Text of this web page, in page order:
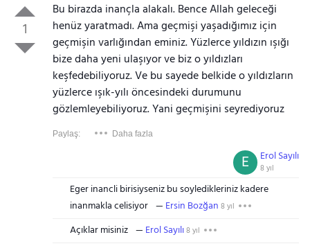
1
Bu birazda inançla alakalı. Bence Allah geleceği
henüz yaratmadı. Ama geçmişi yaşadığımız için
geçmişin varlığından eminiz. Yüzlerce yıldızın ışığı
bize daha yeni ulaşıyor ve biz o yıldızları
keşfedebiliyoruz. Ve bu sayede belkide o yıldızların
yüzlerce ışık-yılı öncesindeki durumunu
gözlemleyebiliyoruz. Yani geçmişini seyrediyoruz
Paylaş: Daha fazla
Erol Sayılı
8 yıl
E
Eger inancli birisiyseniz bu soyledikleriniz kadere
inanmakla celisiyor
Ersin Bozğan 8 yıl
Açıklar misiniz Erol Sayılı8 yıl